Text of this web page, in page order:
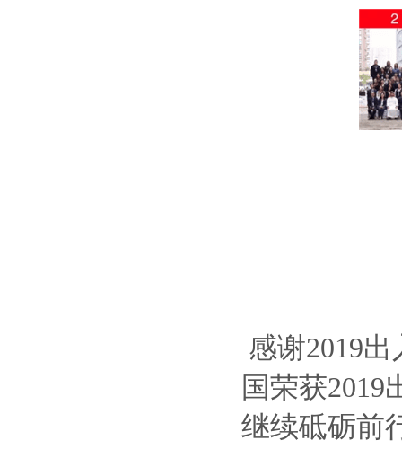
感谢2019
国荣获
继续砥砺前